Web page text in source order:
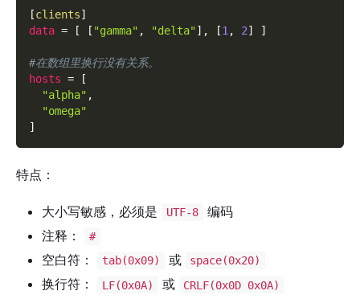
[clients]
data = [ [ "gamma" , "delta"] , [1 , 2] ]
#在数组里换行没有关系。
hosts =
[
"alpha" ,
"omega"
]
特点：
大小写敏感，必须是 UTF-8
编码
注释：
#
空白符： tab(0x09) 或 space(0x20)
换行符： LF(0x0A) 或 CRLF(0x0D 0x0A)